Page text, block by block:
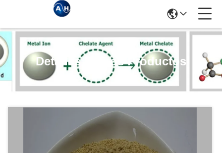
Detalles De Los Productos